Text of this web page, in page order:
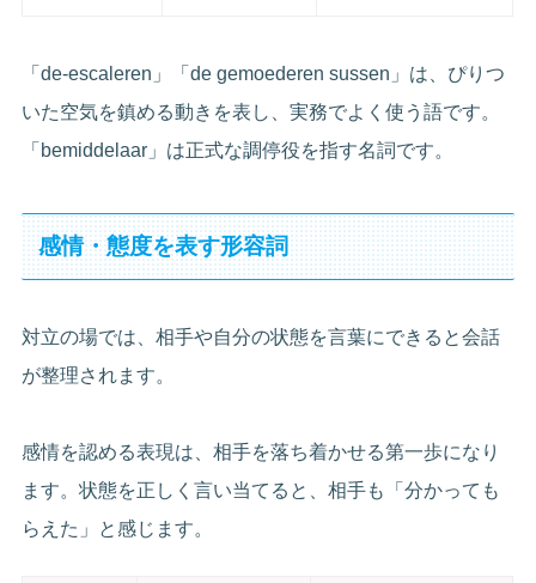
「de-escaleren」「de gemoederen sussen」は、ぴりつ
いた空気を鎮める動きを表し、実務でよく使う語です。
「bemiddelaar」は正式な調停役を指す名詞です。
感情・態度を表す形容詞
対立の場では、相手や自分の状態を言葉にできると会話
が整理されます。
感情を認める表現は、相手を落ち着かせる第一歩になり
ます。状態を正しく言い当てると、相手も「分かっても
らえた」と感じます。